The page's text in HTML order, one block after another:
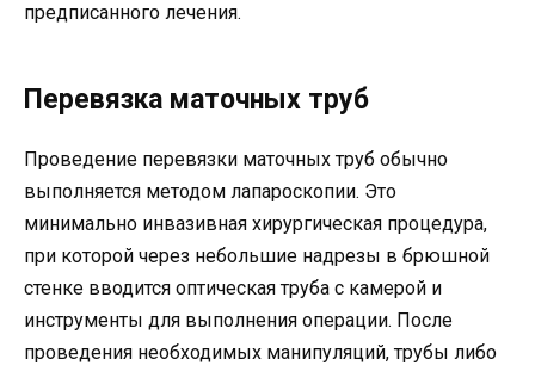
предписанного лечения.
Перевязка маточных труб
Проведение перевязки маточных труб обычно
выполняется методом лапароскопии. Это
минимально инвазивная хирургическая процедура,
при которой через небольшие надрезы в брюшной
стенке вводится оптическая труба с камерой и
инструменты для выполнения операции. После
проведения необходимых манипуляций, трубы либо